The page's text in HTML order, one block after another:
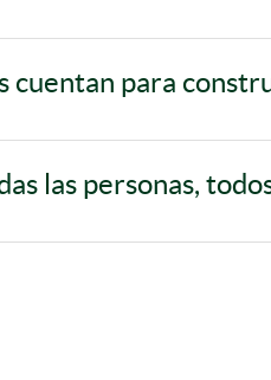
cuentan para
las personas,